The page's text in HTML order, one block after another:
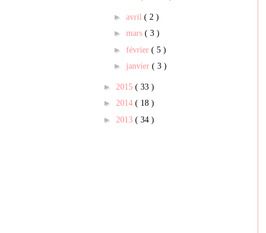
► avril ( 2 )
► mars ( 3 )
► février ( 5 )
► janvier ( 3 )
► 2015 ( 33 )
► 2014 ( 18 )
► 2013 ( 34 )